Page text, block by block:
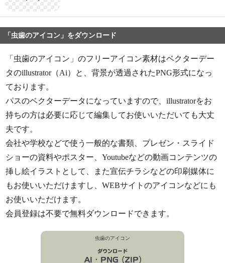
「虫歯のアイコン」をダウンロード
「虫歯のアイコン」のフリーアイコン素材はベクターデー
タのillustrator（Ai）と、背景が透過されたPNG形式になっ
ております。
パスのベクターデータになっていますので、illustratorをお
持ちの方は必要に応じて編集してお使いいただいても大丈
夫です。
会社や学校などで使う一般的な書類、プレゼン・スライド
ショーの資料やポスター、Youtubeなどの動画コンテンツの
挿し絵イラストとして、また宣伝チラシなどの印刷媒体に
もお使いいただけますし、WEBサイトのアイコンなどにも
お使いいただけます。
会員登録は不要で無料ダウンロードできます。
虫歯のアイコン